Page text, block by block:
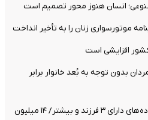
انسان هنوز محور تصمیم است
موتورسواری زنان را به تأخیر انداخت
افزایشی است
بدون توجه به بُعد خانوار برابر
اعطای زمین ۲۰۰ متری به خانواده‌های دارای ۳ فرزند و بیشتر/ ۱۴ میلیون